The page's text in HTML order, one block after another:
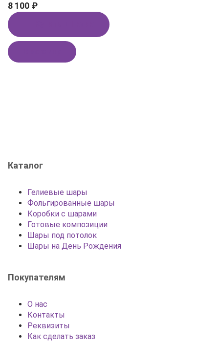
8 100 ₽
Каталог
Гелиевые шары
Фольгированные шары
Коробки с шарами
Готовые композиции
Шары под потолок
Шары на День Рождения
Покупателям
О нас
Контакты
Реквизиты
Как сделать заказ